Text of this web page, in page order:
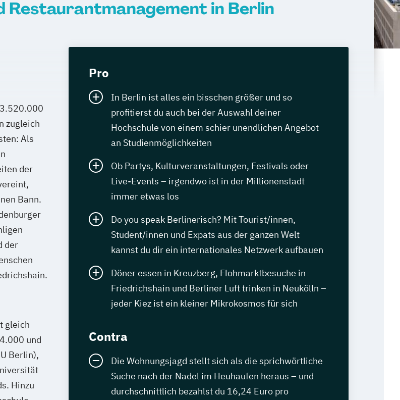
Restaurantmanagement in Berlin
zugleich
Als
der
Bann.
der
gleich
und
Berlin),
Hinzu
Pro
In Berlin ist alles ein bisschen größer und so
profitierst du auch bei der Auswahl deiner
Hochschule von einem schier unendlichen Angebot
an Studienmöglichkeiten
Ob Partys, Kulturveranstaltungen, Festivals oder
Live-Events – irgendwo ist in der Millionenstadt
immer etwas los
Do you speak Berlinerisch? Mit Tourist/innen,
Student/innen und Expats aus der ganzen Welt
kannst du dir ein internationales Netzwerk aufbauen
Döner essen in Kreuzberg, Flohmarktbesuche in
Friedrichshain und Berliner Luft trinken in Neukölln –
jeder Kiez ist ein kleiner Mikrokosmos für sich
Contra
Die Wohnungsjagd stellt sich als die sprichwörtliche
Suche nach der Nadel im Heuhaufen heraus – und
durchschnittlich bezahlst du 16,24 Euro pro